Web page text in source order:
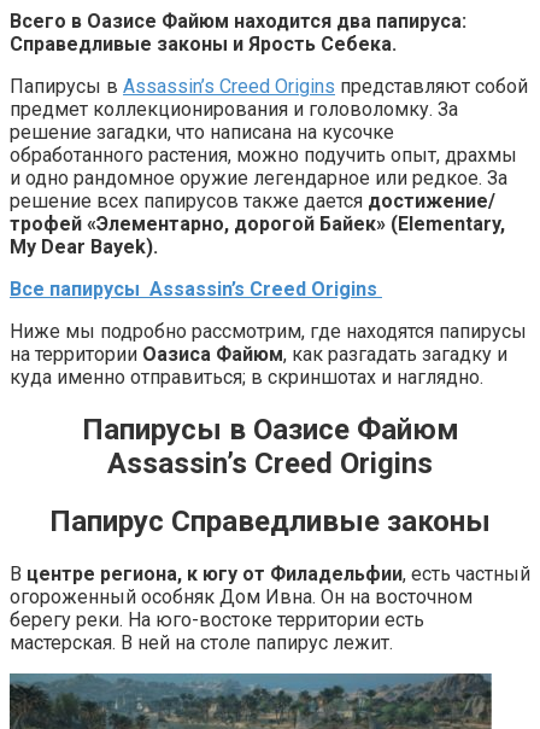
Всего в Оазисе Файюм находится два папируса:
Справедливые законы и Ярость Себека.
Папирусы в Assassin’s Creed Origins представляют собой
предмет коллекционирования и головоломку. За
решение загадки, что написана на кусочке
обработанного растения, можно подучить опыт, драхмы
и одно рандомное оружие легендарное или редкое. За
решение всех папирусов также дается достижение/
трофей «Элементарно, дорогой Байек» (Elementary,
My Dear Bayek).
Все папирусы Assassin’s Creed Origins
Ниже мы подробно рассмотрим, где находятся папирусы
на территории Оазиса Файюм, как разгадать загадку и
куда именно отправиться; в скриншотах и наглядно.
Папирусы в Оазисе Файюм
Assassin’s Creed Origins
Папирус Справедливые законы
В центре региона, к югу от Филадельфии, есть частный
огороженный особняк Дом Ивна. Он на восточном
берегу реки. На юго-востоке территории есть
мастерская. В ней на столе папирус лежит.